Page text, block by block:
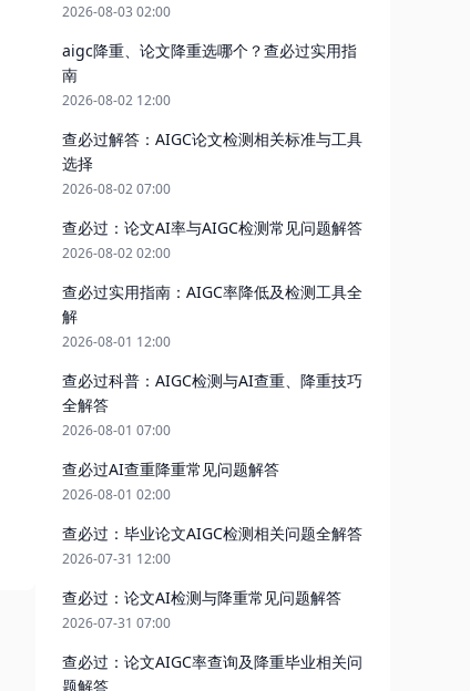
2026-08-03 02:00
aigc降重、论文降重选哪个？查必过实用指
南
2026-08-02 12:00
查必过解答：AIGC论文检测相关标准与工具
选择
2026-08-02 07:00
查必过：论文AI率与AIGC检测常见问题解答
2026-08-02 02:00
查必过实用指南：AIGC率降低及检测工具全
解
2026-08-01 12:00
查必过科普：AIGC检测与AI查重、降重技巧
全解答
2026-08-01 07:00
查必过AI查重降重常见问题解答
2026-08-01 02:00
查必过：毕业论文AIGC检测相关问题全解答
2026-07-31 12:00
查必过：论文AI检测与降重常见问题解答
2026-07-31 07:00
查必过：论文AIGC率查询及降重毕业相关问
题解答